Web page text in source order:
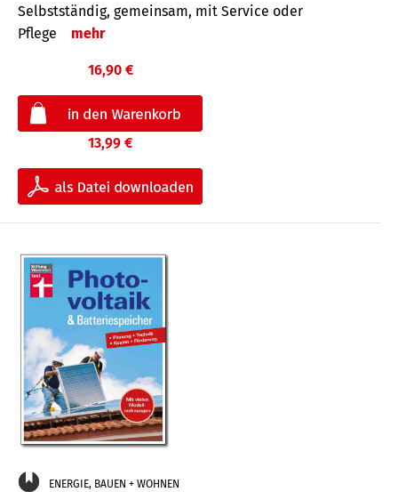
Selbstständig, gemeinsam, mit Service oder
Pflege
mehr
16,90 €
13,99 €
ENERGIE, BAUEN + WOHNEN